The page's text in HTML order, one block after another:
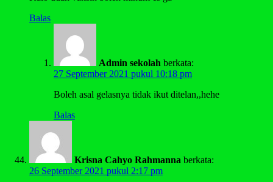
Balas
Admin sekolah berkata:
27 September 2021 pukul 10:18 pm
Boleh asal gelasnya tidak ikut ditelan,,hehe
Balas
Krisna Cahyo Rahmanna berkata:
26 September 2021 pukul 2:17 pm